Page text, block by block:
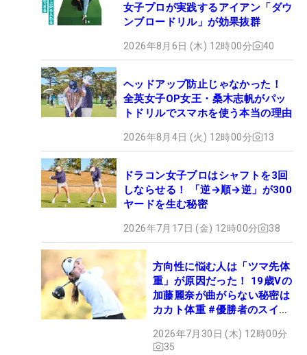
女子プロが実践するアイアン「ダウ
ンブロードリル」が効果抜群
2026年8月6日 (木) 12時00分 40
ヘッドアップ防止じゃなかった！
全英女子OP女王・桑木志帆がパッ
トドリルでスマホを使う本当の理由
2026年8月4日 (火) 12時00分 13
ドラコン女子プロはシャフトを3回
しならせる！ 「逆→順→逆」が300
ヤードを生む秘密
2026年7月17日 (金) 12時00分 38
方向性に悩む人は「ツマ先体
重」が原因だった！ 19歳Vの
加藤麗奈が曲がらない秘密は
カカト体重 #優勝者のスイン
2026年7月30日 (木) 12時00分
35